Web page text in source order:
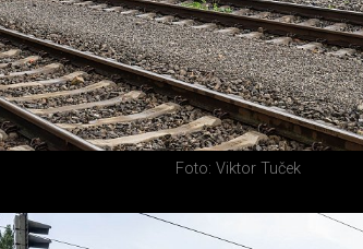
Foto: Viktor Tuček